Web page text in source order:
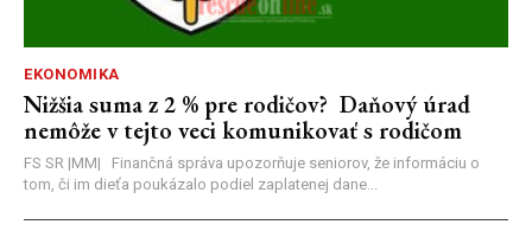
EKONOMIKA
Nižšia suma z 2 % pre rodičov? Daňový úrad
nemôže v tejto veci komunikovať s rodičom
FS SR |MM| Finančná správa upozorňuje seniorov, že informáciu o
tom, či im dieťa poukázalo podiel zaplatenej dane...